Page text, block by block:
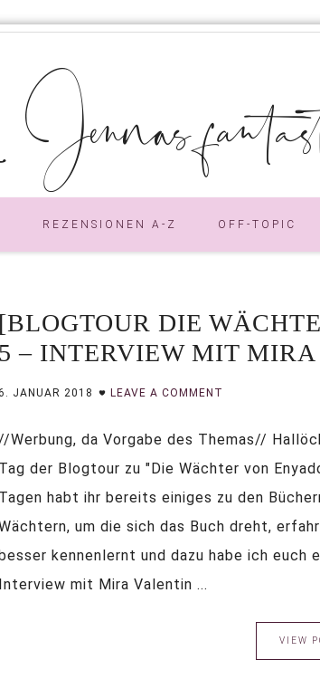
REZENSIONEN A-Z OFF-TOPIC
[BLOGTOUR DIE
5 – INTERVIEW MIT
JANUAR 2018 LEAVE A COMMENT
Werbung, da Vorgabe des Themas//
Tag der Blogtour zu "Die Wächter von
Tagen habt ihr bereits einiges zu den
um die sich das Buch dreht,
kennenlernt und dazu habe ich euch
Interview mit Mira Valentin ...
VIEW